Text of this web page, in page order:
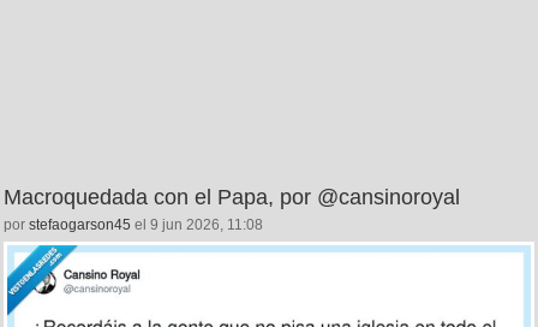
Macroquedada con el Papa, por @cansinoroyal
por stefaogarson45 el 9 jun 2026, 11:08